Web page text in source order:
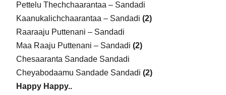
Pettelu Thechchaarantaa – Sandadi
Kaanukalichchaarantaa – Sandadi (2)
Raaraaju Puttenani – Sandadi
Maa Raaju Puttenani – Sandadi (2)
Chesaaranta Sandade Sandadi
Cheyabodaamu Sandade Sandadi (2)
Happy Happy..